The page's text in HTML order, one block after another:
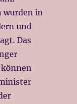
wurden in
und
Das
können